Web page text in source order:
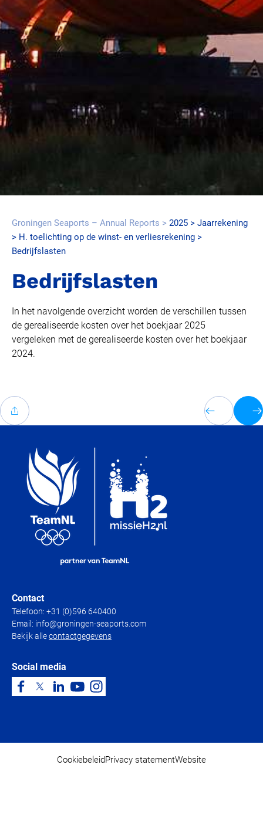
Groningen Seaports – Annual Reports 2025
Jaarrekening
H. toelichting op de winst- en verliesrekening
Bedrijfslasten
Bedrijfslasten
In het navolgende overzicht worden de verschillen tussen
de gerealiseerde kosten over het boekjaar 2025
vergeleken met de gerealiseerde kosten over het boekjaar
2024.
Contact
Telefoon: +31 (0)596 640400
Email: info@groningen-seaports.com
Bekijk allecontactgegevens
Social media
CookiebeleidPrivacy statementWebsite